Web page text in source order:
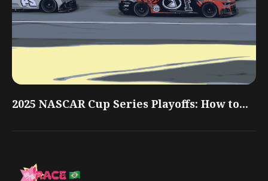
2025 NASCAR Cup Series Playoffs: How to...